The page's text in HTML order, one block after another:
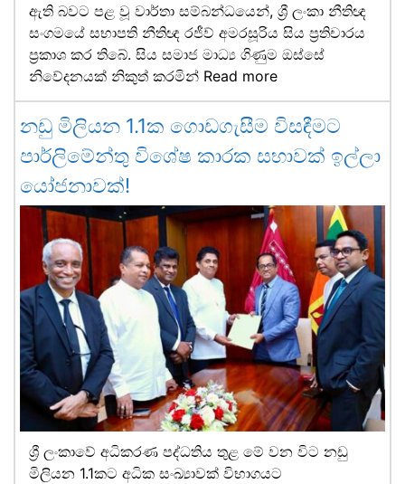
ඇති බවට පළ වූ වාර්තා සම්බන්ධයෙන්, ශ්‍රී ලංකා නීතිඥ
සංගමයේ සභාපති නීතිඥ රජීව් අමරසූරිය සිය ප්‍රතිචාරය
ප්‍රකාශ කර තිබේ. සිය සමාජ මාධ්‍ය ගිණුම ඔස්සේ
නිවේදනයක් නිකුත් කරමින් Read more
නඩු මිලියන 1.1ක ගොඩගැසීම විසඳීමට
පාර්ලිමේන්තු විශේෂ කාරක සභාවක් ඉල්ලා
යෝජනාවක්!
ශ්‍රී ලංකාවේ අධිකරණ පද්ධතිය තුළ මේ වන විට නඩු
මිලියන 1.1කට අධික සංඛ්‍යාවක් විභාගයට